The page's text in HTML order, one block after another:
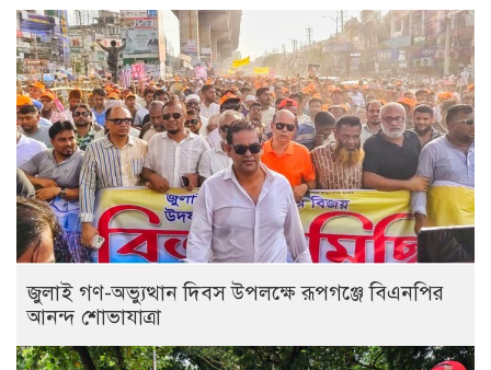
জুলাই গণ-অভ্যুত্থান দিবস উপলক্ষে রূপগঞ্জে বিএনপির
আনন্দ শোভাযাত্রা